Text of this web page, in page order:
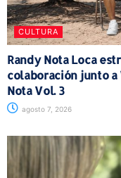
CULTURA
Randy Nota Loca
colaboración junto a
Nota Vol. 3
agosto 7, 2026